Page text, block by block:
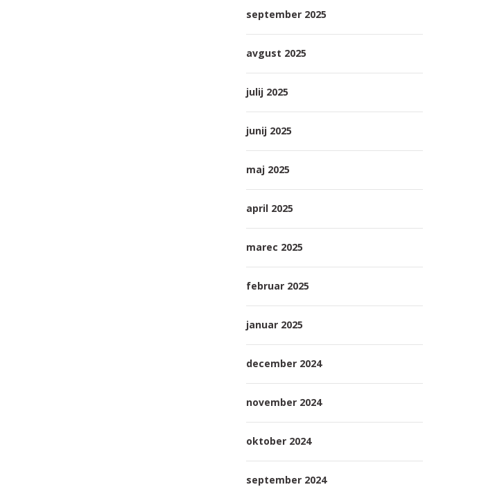
september 2025
avgust 2025
julij 2025
junij 2025
maj 2025
april 2025
marec 2025
februar 2025
januar 2025
december 2024
november 2024
oktober 2024
september 2024